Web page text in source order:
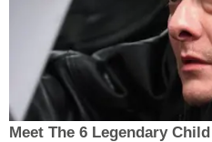
Meet The 6 Legendary